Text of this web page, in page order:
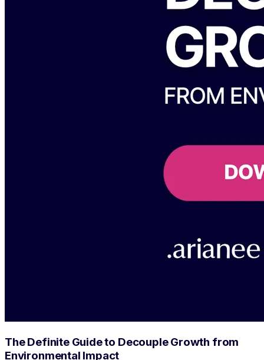
The Definite Guide to Decouple Growth from
Environmental Impact